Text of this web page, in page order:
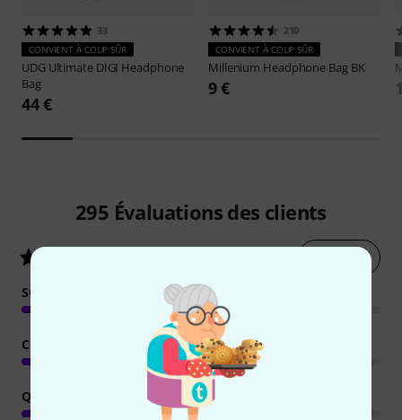
33
CONVIENT À COUP SÛR
UDG Ultimate DIGI Headphone
Bag
44 €
210
CONVIENT À COUP SÛR
Millenium Headphone Bag BK
9 €
295 Évaluations des clients
SON
CONFORT
QUALITÉ DE FABRICATION